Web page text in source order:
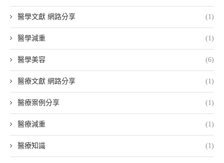
醫學文獻 網路分享 (1)
醫學減重 (1)
醫學美容 (6)
醫療文獻 網路分享 (1)
醫療案例分享 (1)
醫療減重 (1)
醫療知識 (1)